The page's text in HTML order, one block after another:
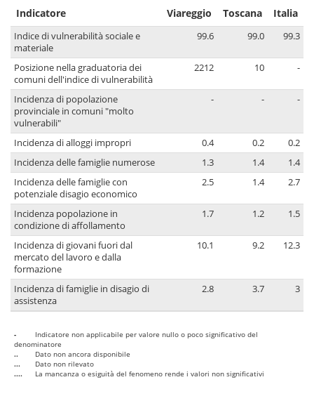
Indicatore Viareggio Toscana Italia
Indice di vulnerabilità sociale e
materiale
99.6 99.0 99.3
Posizione nella graduatoria dei
comuni dell'indice di vulnerabilità
2212 10 -
Incidenza di popolazione
provinciale in comuni "molto
vulnerabili"
- - -
Incidenza di alloggi impropri 0.4 0.2
0.2
Incidenza delle famiglie numerose
1.3 1.4
1.4
Incidenza delle famiglie con
potenziale disagio economico
2.5 1.4 2.7
Incidenza popolazione in
condizione di affollamento
1.7 1.2 1.5
Incidenza di giovani fuori dal
mercato del lavoro e dalla
formazione
10.1 9.2 12.3
Incidenza di famiglie in disagio di
assistenza
2.8 3.7 3
-
Indicatore non applicabile per valore nullo o poco significativo del
denominatore
..
Dato non ancora disponibile
...
Dato non rilevato
....
La mancanza o esiguità del fenomeno rende i valori non significativi